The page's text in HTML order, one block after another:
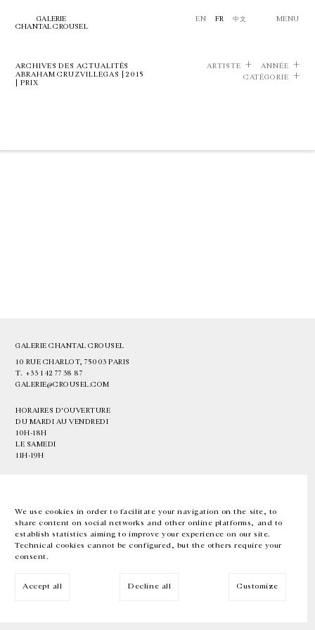
We use cookies in order to facilitate your navigation on the site, to
share content on social networks and other online platforms, and to
establish statistics aiming to improve your experience on our site.
Technical cookies cannot be configured, but the others require your
consent.
Accept all Decline all Customize
GALERIE
CHANTAL CROUSEL
EN FR 中文 MENU
ARCHIVES DES ACTUALITÉS
ABRAHAM CRUZVILLEGAS | 2015
| PRIX
ARTISTE
ANNÉE
CATÉGORIE
GALERIE CHANTAL CROUSEL
10 RUE CHARLOT, 75003 PARIS
T. +33 1 42 77 38 87
GALERIE@CROUSEL.COM
HORAIRES D'OUVERTURE
DU MARDI AU VENDREDI
10H-18H
LE SAMEDI
11H-19H
EN FR 中文 Facebook Instagram
Inscrivez-vous à notre newsletter